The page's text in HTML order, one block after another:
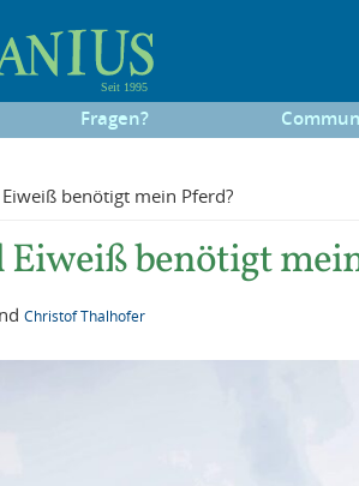
Fragen?
benötigt mein Pferd?
Eiweiß benötigt
Christof Thalhofer